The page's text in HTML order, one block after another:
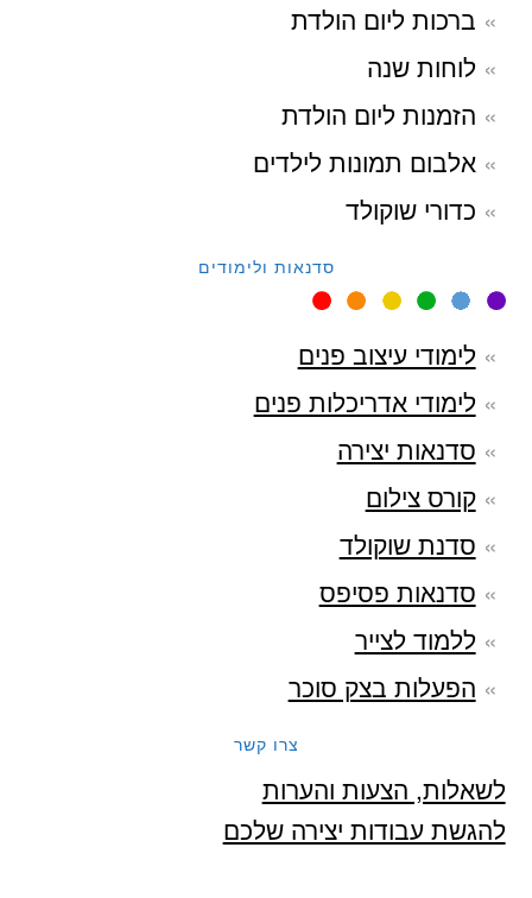
ברכות ליום הולדת
לוחות שנה
הזמנות ליום הולדת
אלבום תמונות לילדים
כדורי שוקולד
סדנאות ולימודים
לימודי עיצוב פנים
לימודי אדריכלות פנים
סדנאות יצירה
קורס צילום
סדנת שוקולד
סדנאות פסיפס
ללמוד לצייר
הפעלות בצק סוכר
צרו קשר
לשאלות, הצעות והערות
להגשת עבודות יצירה שלכם